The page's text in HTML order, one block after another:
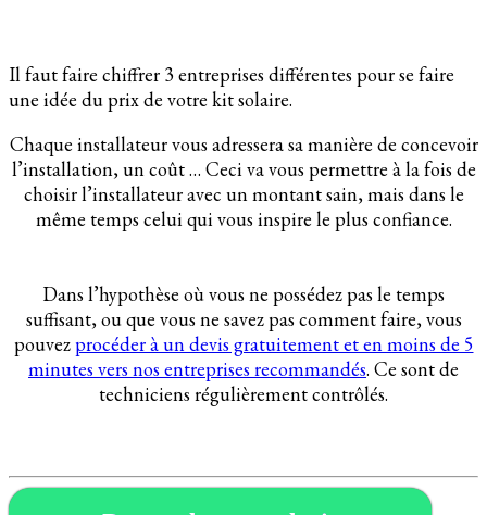
Il faut faire chiffrer 3 entreprises différentes pour se faire
une idée du prix de votre kit solaire.
Chaque installateur vous adressera sa manière de concevoir
l’installation, un coût … Ceci va vous permettre à la fois de
choisir l’installateur avec un montant sain, mais dans le
même temps celui qui vous inspire le plus confiance.
Dans l’hypothèse où vous ne possédez pas le temps
suffisant, ou que vous ne savez pas comment faire, vous
pouvezprocéder à un devis gratuitement et en moins de 5
minutes vers nos entreprises recommandés. Ce sont de
techniciens régulièrement contrôlés.